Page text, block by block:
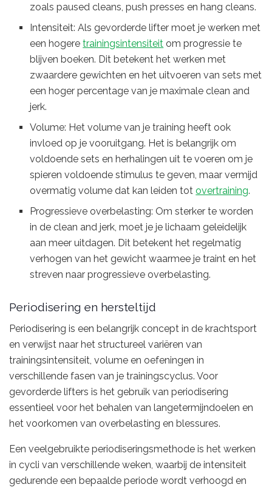
zoals paused cleans, push presses en hang cleans.
Intensiteit: Als gevorderde lifter moet je werken met
een hogeretrainingsintensiteit om progressie te
blijven boeken. Dit betekent het werken met
zwaardere gewichten en het uitvoeren van sets met
een hoger percentage van je maximale clean and
jerk.
Volume: Het volume van je training heeft ook
invloed op je vooruitgang. Het is belangrijk om
voldoende sets en herhalingen uit te voeren om je
spieren voldoende stimulus te geven, maar vermijd
overmatig volume dat kan leiden totovertraining.
Progressieve overbelasting: Om sterker te worden
in de clean and jerk, moet je je lichaam geleidelijk
aan meer uitdagen. Dit betekent het regelmatig
verhogen van het gewicht waarmee je traint en het
streven naar progressieve overbelasting.
Periodisering en hersteltijd
Periodisering is een belangrijk concept in de krachtsport
en verwijst naar het structureel variëren van
trainingsintensiteit, volume en oefeningen in
verschillende fasen van je trainingscyclus. Voor
gevorderde lifters is het gebruik van periodisering
essentieel voor het behalen van langetermijndoelen en
het voorkomen van overbelasting en blessures.
Een veelgebruikte periodiseringsmethode is het werken
in cycli van verschillende weken, waarbij de intensiteit
gedurende een bepaalde periode wordt verhoogd en